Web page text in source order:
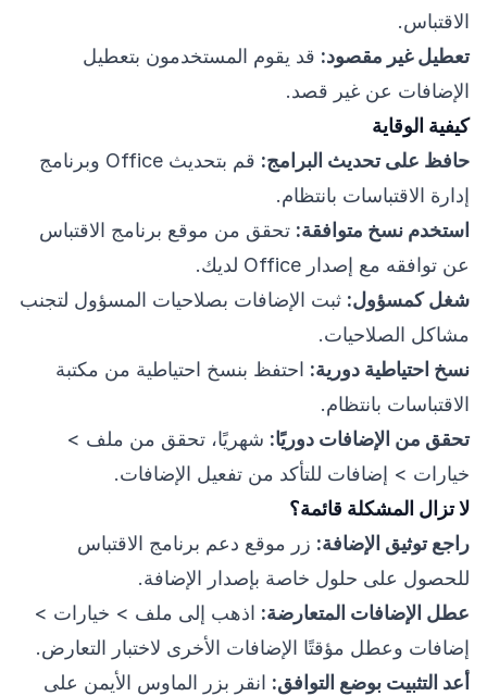
الاقتباس.
تعطيل غير مقصود: قد يقوم المستخدمون بتعطيل
الإضافات عن غير قصد.
كيفية الوقاية
حافظ على تحديث البرامج:
قم بتحديث Office وبرنامج
إدارة الاقتباسات بانتظام.
استخدم نسخ متوافقة: تحقق من موقع برنامج الاقتباس
عن توافقه مع إصدار Office لديك.
شغل كمسؤول: ثبت الإضافات بصلاحيات المسؤول لتجنب
مشاكل الصلاحيات.
نسخ احتياطية دورية: احتفظ بنسخ احتياطية من مكتبة
الاقتباسات بانتظام.
تحقق من الإضافات دوريًا: شهريًا، تحقق من ملف >
خيارات > إضافات للتأكد من تفعيل الإضافات.
لا تزال المشكلة قائمة؟
راجع توثيق الإضافة: زر موقع دعم برنامج الاقتباس
للحصول على حلول خاصة بإصدار الإضافة.
عطل الإضافات المتعارضة: اذهب إلى ملف > خيارات >
إضافات وعطل مؤقتًا الإضافات الأخرى لاختبار التعارض.
أعد التثبيت بوضع التوافق: انقر بزر الماوس الأيمن على